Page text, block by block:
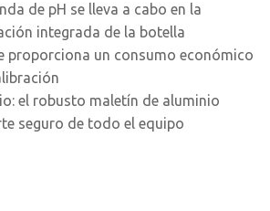
de pH se lleva a cabo en la
integrada de la botella
proporciona un consumo económico
el robusto maletín de aluminio
seguro de todo el equipo